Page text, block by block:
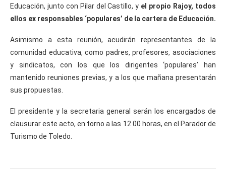
Educación, junto con Pilar del Castillo, y el propio Rajoy, todos
ellos ex responsables ‘populares’ de la cartera de Educación.
Asimismo a esta reunión, acudirán representantes de la
comunidad educativa, como padres, profesores, asociaciones
y sindicatos, con los que los dirigentes ‘populares’ han
mantenido reuniones previas, y a los que mañana presentarán
sus propuestas.
El presidente y la secretaria general serán los encargados de
clausurar este acto, en torno a las 12.00 horas, en el Parador de
Turismo de Toledo.